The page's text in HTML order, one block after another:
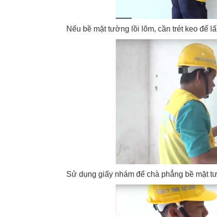
Nếu bề mặt tường lồi lõm, cần trét keo để
Sử dụng giấy nhám để chà phẳng bề mặt